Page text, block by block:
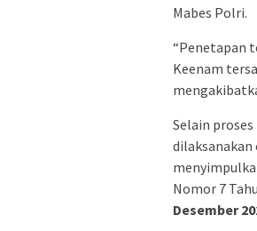
Mabes Polri.
“Penetapan
Keenam
Selain
Nomor 7
Desember